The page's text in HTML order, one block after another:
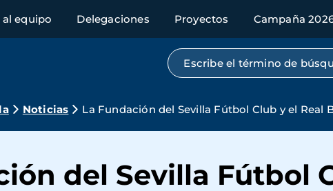
equipo Delegaciones Proyectos Campaña
Búsqueda por texto
Noticias La Fundación del Sevilla Fútbol Club y el Real
del Sevilla Fútbol